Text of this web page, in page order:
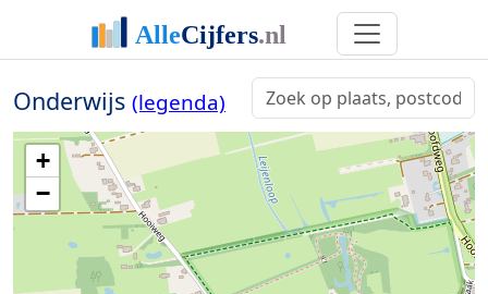
Onderwijs (legenda)
+
−